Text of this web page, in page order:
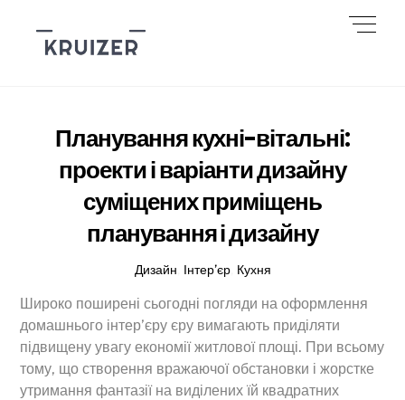
content
Планування кухні-вітальні:
проекти і варіанти дизайну
суміщених приміщень
планування і дизайну
Дизайн Інтер’єр, Кухня
Широко поширені сьогодні погляди на оформлення
домашнього інтер’єру єру вимагають приділяти
підвищену увагу економії житлової площі. При всьому
тому, що створення вражаючої обстановки і жорстке
утримання фантазії на виділених їй квадратних